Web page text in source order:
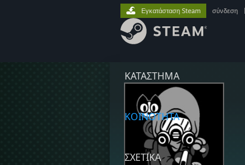
ΚΑΤΑΣΤΗΜΑ
ΚΟΙΝΟΤΗΤΑ
ΣΧΕΤΙΚΆ
Εγκατάσταση Steam σύνδεση